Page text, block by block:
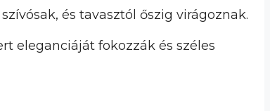
és tavasztól őszig virágoznak.
eleganciáját fokozzák és széles